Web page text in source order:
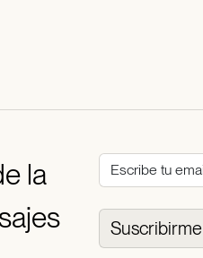
la
Suscribirme